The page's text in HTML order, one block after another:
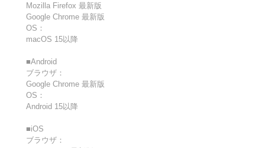
Mozilla Firefox 最新版
Google Chrome 最新版
OS：
macOS 15以降
■Android
ブラウザ：
Google Chrome 最新版
OS：
Android 15以降
■iOS
ブラウザ：